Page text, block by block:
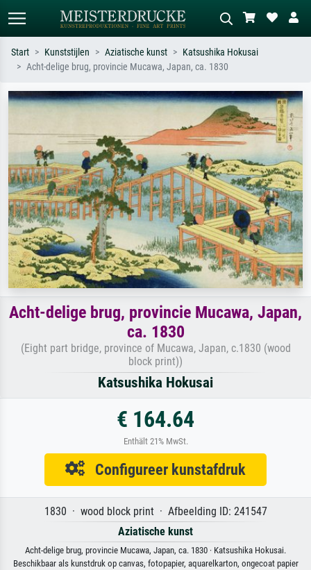
Zoek op kunstenaar, titel of stijl – bijv.
Beschrijf de scène – bijv. groene
weide, abstract met veel rood, donker
olieverfschilderij, staand naakt naast
een boom.
Start Kunststijlen Aziatische kunst
Katsushika Hokusai
Acht-delige brug, provincie Mucawa, Japan, ca. 1830
Acht-delige brug, provincie Mucawa, Japan,
ca. 1830
(Eight part bridge, province of Mucawa, Japan, c.1830 (wood
block print))
Katsushika Hokusai
€ 164.64
Enthält 21% MwSt.
Configureer kunstafdruk
1830 · wood block print · Afbeelding ID: 241547
Aziatische kunst
Acht-delige brug, provincie Mucawa, Japan, ca. 1830 · Katsushika Hokusai.
Beschikbaar als kunstdruk op canvas, fotopapier, aquarelkarton, ongecoat papier